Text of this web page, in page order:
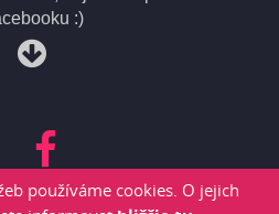
používáme cookies. O jejich
:)